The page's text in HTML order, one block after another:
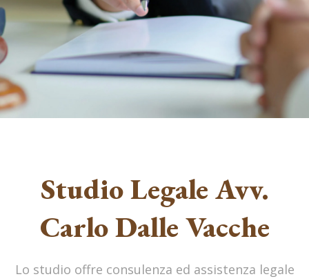
Studio Legale Avv.
Carlo Dalle Vacche
Lo studio offre consulenza ed assistenza legale